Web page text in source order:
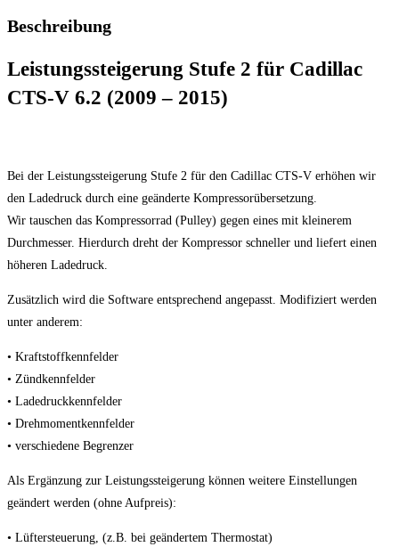
Beschreibung
Leistungssteigerung Stufe 2 für Cadillac
CTS-V 6.2 (2009 – 2015)
Bei der Leistungssteigerung Stufe 2 für den Cadillac CTS-V erhöhen wir
den Ladedruck durch eine geänderte Kompressorübersetzung.
Wir tauschen das Kompressorrad (Pulley) gegen eines mit kleinerem
Durchmesser. Hierdurch dreht der Kompressor schneller und liefert einen
höheren Ladedruck.
Zusätzlich wird die Software entsprechend angepasst. Modifiziert werden
unter anderem:
• Kraftstoffkennfelder
• Zündkennfelder
• Ladedruckkennfelder
• Drehmomentkennfelder
• verschiedene Begrenzer
Als Ergänzung zur Leistungssteigerung können weitere Einstellungen
geändert werden (ohne Aufpreis):
• Lüftersteuerung, (z.B. bei geändertem Thermostat)